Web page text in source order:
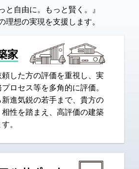
と自由に。もっと賢く。』
理想の実現を支援します。
家
した方の評価を重視し、実
ロセス等を多角的に評価。
新進気鋭の若手まで、貴方の
相性を踏まえ、高評価の建築
。